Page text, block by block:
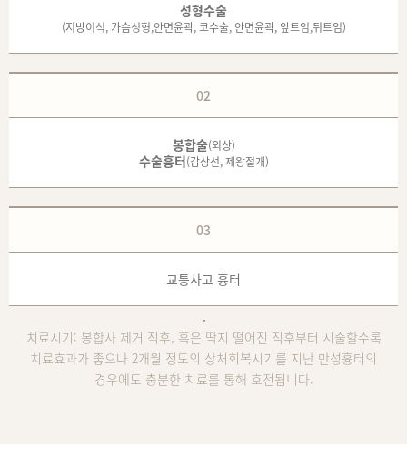
성형수술
(지방이식, 가슴성형,안면윤곽,코수술, 안면윤곽, 앞트임,뒤트임)
02
봉합술(외상)
수술흉터(갑상선, 제왕절개)
03
교통사고 흉터
치료시기: 봉합사 제거 직후, 혹은 딱지 떨어진 직후부터 시술할수록
치료효과가 좋으나 2개월 정도의 상처회복시기를 지난 만성흉터의
경우에도 충분한 치료를 통해 호전됩니다.